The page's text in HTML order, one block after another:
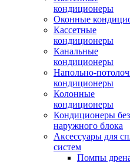
кондиционеры
Оконные
Кассетные
кондиционеры
Канальные
кондиционеры
Напольно-
кондиционеры
Колонные
кондиционеры
Кондиционеры без
наружного блока
Аксессуары для
систем
Помпы